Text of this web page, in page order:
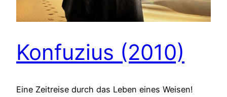
Konfuzius (2010)
Eine Zeitreise durch das Leben eines Weisen!